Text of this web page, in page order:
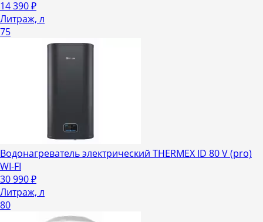
14 390₽
Литраж, л
75
Водонагреватель электрический THERMEX ID 80 V (pro)
WI-FI
30 990₽
Литраж, л
80